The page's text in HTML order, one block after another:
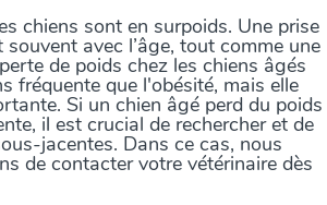
chiens sont en surpoids. Une prise
avec l’âge, tout comme une
de poids chez les chiens âgés
fréquente que l'obésité, mais elle
Si un chien âgé perd du poids
il est crucial de rechercher et de
jacentes. Dans ce cas, nous
de contacter votre vétérinaire dès